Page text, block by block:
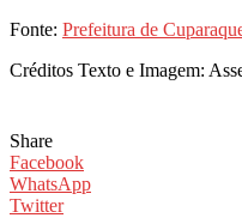
Fonte: Prefeitura de
Créditos Texto e Imagem:
Share
Facebook
WhatsApp
Twitter